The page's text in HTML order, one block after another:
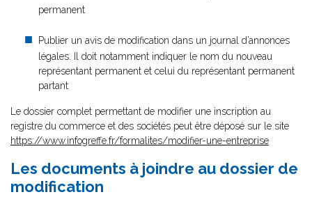
permanent
Publier un avis de modification dans un journal d’annonces
légales. Il doit notamment indiquer le nom du nouveau
représentant permanent et celui du représentant permanent
partant
Le dossier complet permettant de modifier une inscription au
registre du commerce et des sociétés peut être déposé sur le site
https://www.infogreffe.fr/formalites/modifier-une-entreprise
Les documents à joindre au dossier de
modification